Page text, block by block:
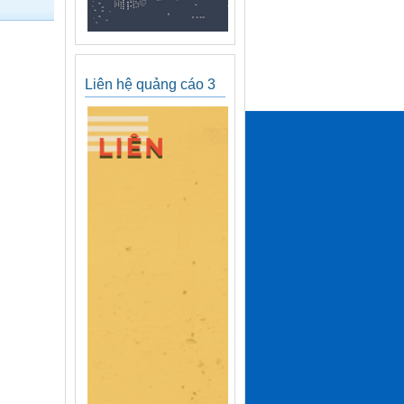
Liên hệ quảng cáo 3